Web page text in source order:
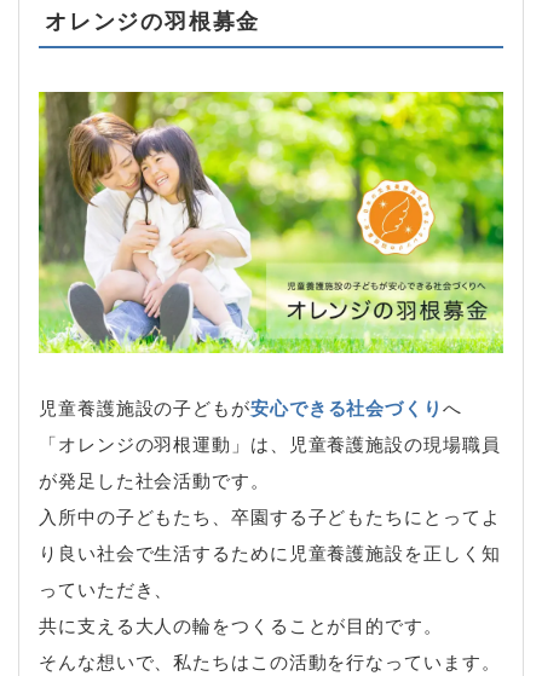
オレンジの羽根募金
児童養護施設の子どもが安心できる社会づくりへ
「オレンジの羽根運動」は、児童養護施設の現場職員
が発足した社会活動です。
入所中の子どもたち、卒園する子どもたちにとってよ
り良い社会で生活するために児童養護施設を正しく知
っていただき、
共に支える大人の輪をつくることが目的です。
そんな想いで、私たちはこの活動を行なっています。